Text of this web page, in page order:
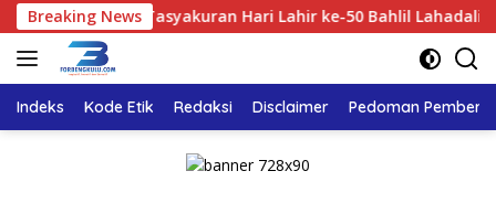
Langsung
ke
konten
Breaking News
Tasyakuran Hari Lahir ke-50 Bahlil Lahadalia, DPD
Indeks Kode Etik Redaksi Disclaimer Pedoman